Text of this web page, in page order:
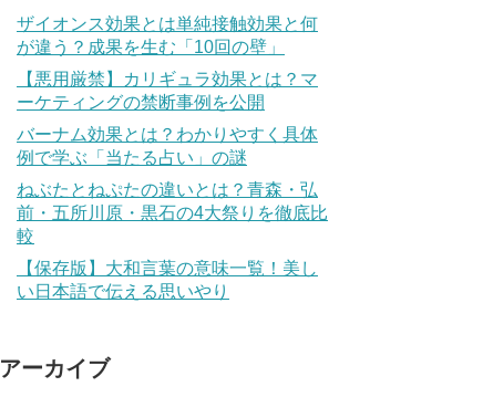
ザイオンス効果とは単純接触効果と何
が違う？成果を生む「10回の壁」
【悪用厳禁】カリギュラ効果とは？マ
ーケティングの禁断事例を公開
バーナム効果とは？わかりやすく具体
例で学ぶ「当たる占い」の謎
ねぶたとねぷたの違いとは？青森・弘
前・五所川原・黒石の4大祭りを徹底比
較
【保存版】大和言葉の意味一覧！美し
い日本語で伝える思いやり
アーカイブ